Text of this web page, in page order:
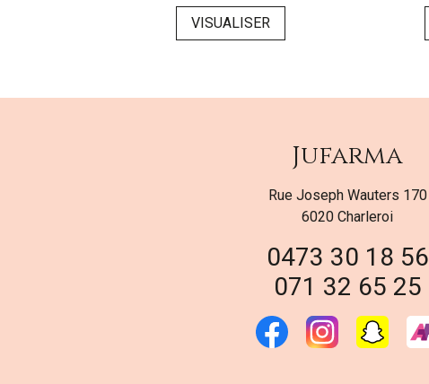
VISUALISER
Jufarma
Rue Joseph Wauters 170
6020 Charleroi
0473 30 18 56
071 32 65 25